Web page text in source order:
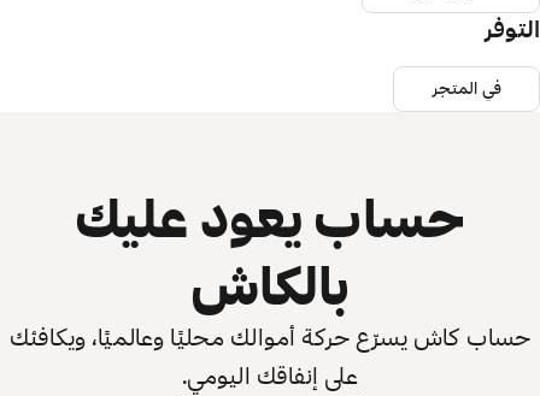
التوفر
في المتجر
حساب يعود عليك
بالكاش
حساب كاش يسرّع حركة أموالك محليًا وعالميًا، ويكافئك
على إنفاقك اليومي.